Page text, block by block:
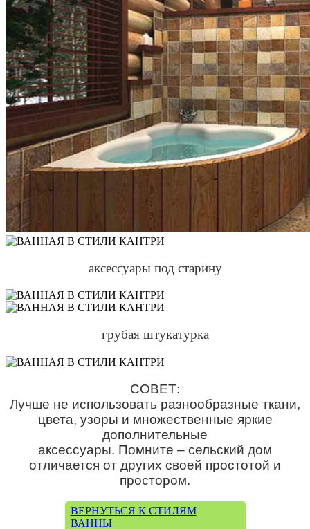
аксессуары под старину
грубая штукатурка
СОВЕТ:
Лучше не использовать разнообразные ткани,
цвета, узоры и множественные яркие
дополнительные
аксессуары. Помните – сельский дом
отличается от других своей простотой и
простором.
ВЕРНУТЬСЯ К СТИЛЯМ
ВАННЫ